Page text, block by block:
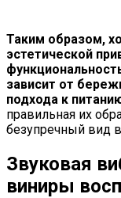
Таким образом,
эстетической
зависит от
подхода к
правильная их
безупречный вид
Звуковая
виниры